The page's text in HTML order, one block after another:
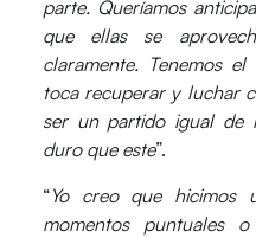
parte. Queríamos
que ellas se
claramente. Tenemos el
toca recuperar y luchar
ser un partido igual de
duro que este”.
“Yo creo que hicimos
momentos puntuales